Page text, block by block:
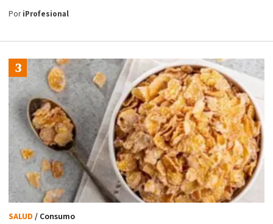
PoriProfesional
SALUD / Consumo